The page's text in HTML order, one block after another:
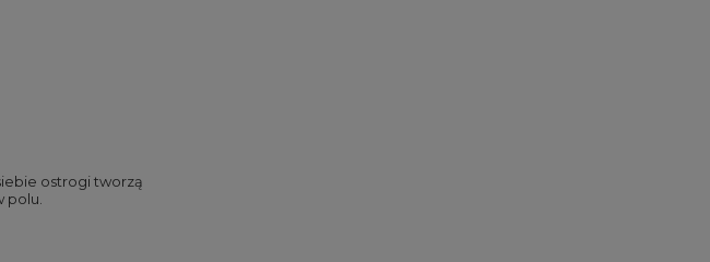
ostrogi tworzą
polu.